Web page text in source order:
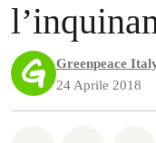
Greenpeace
24 Aprile 2018